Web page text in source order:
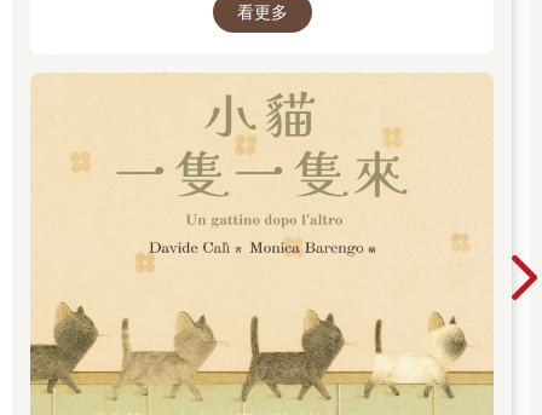
作！繼《作家和他的狗》後，再次聯手打造動人
看更多